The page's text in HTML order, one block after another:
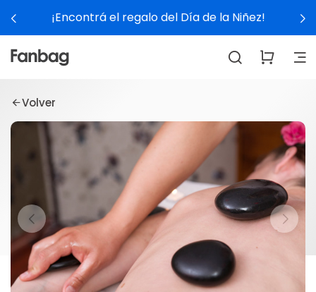
¡Encontrá el regalo del Día de la Niñez!
Volver